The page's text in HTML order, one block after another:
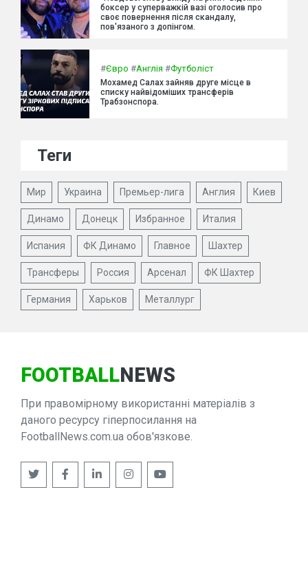
боксер у суперважкій вазі оголосив про
своє повернення після скандалу,
пов'язаного з допінгом.
#Євро #Англія #Футболіст
Мохамед Салах зайняв друге місце в
списку найвідоміших трансферів
Трабзонспора.
Теги
Мир Украина Премьер-лига Англия Киев
Динамо Донецк Избранное Италия
Испания ФК Динамо Главное Шахтер
Трансферы Россия Арсенал ФК Шахтер
Германия Харьков Металлург
FOOTBALLNEWS
При правомірному використанні матеріалів з
даного ресурсу гіперпосилання на
FootballNews.com.ua обов'язкове.